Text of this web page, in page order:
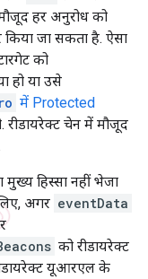
हर अनुरोध को
जा सकता है. ऐसा
को
हो या उसे
में Protected
रीडायरेक्ट चेन में मौजूद
हिस्सा नहीं भेजा
अगर eventData
को रीडायरेक्ट
यूआरएल के